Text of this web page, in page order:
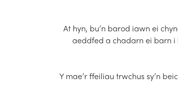
At hyn, bu’n barod iawn ei
aeddfed a chadarn ei barn
Y mae’r ffeiliau trwchus sy’n